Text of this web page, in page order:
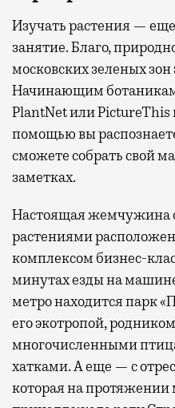
Изучать растения —
занятие. Благо,
московских зеленых зон
Начинающим
PlantNet или PictureThis
помощью вы
сможете собрать свой
заметках.
Настоящая жемчужина
растениями
комплексом бизнес-
минутах езды на
метро находится парк
его экотропой,
многочисленными
хатками. А еще — с
которая на протяжении